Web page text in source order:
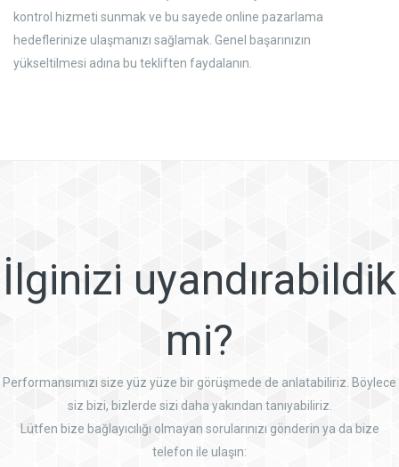
kontrol hizmeti sunmak ve bu sayede online pazarlama
hedeflerinize ulaşmanızı sağlamak. Genel başarınızın
yükseltilmesi adına bu tekliften faydalanın.
İlginizi uyandırabildik
mi?
Performansımızı size yüz yüze bir görüşmede de anlatabiliriz. Böylece
siz bizi, bizlerde sizi daha yakından tanıyabiliriz.
Lütfen bize bağlayıcılığı olmayan sorularınızı gönderin ya da bize
telefon ile ulaşın: